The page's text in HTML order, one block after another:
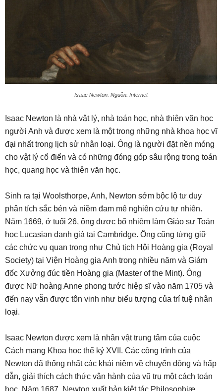
Isaac Newton. Nguồn: Internet
Isaac Newton là nhà vật lý, nhà toán học, nhà thiên văn học
người Anh và được xem là một trong những nhà khoa học vĩ
đại nhất trong lịch sử nhân loại. Ông là người đặt nền móng
cho vật lý cổ điển và có những đóng góp sâu rộng trong toán
học, quang học và thiên văn học.
Sinh ra tại Woolsthorpe, Anh, Newton sớm bộc lộ tư duy
phân tích sắc bén và niềm đam mê nghiên cứu tự nhiên.
Năm 1669, ở tuổi 26, ông được bổ nhiệm làm Giáo sư Toán
học Lucasian danh giá tại Cambridge. Ông cũng từng giữ
các chức vụ quan trọng như Chủ tịch Hội Hoàng gia (Royal
Society) tại Viện Hoàng gia Anh trong nhiều năm và Giám
đốc Xưởng đúc tiền Hoàng gia (Master of the Mint). Ông
được Nữ hoàng Anne phong tước hiệp sĩ vào năm 1705 và
đến nay vẫn được tôn vinh như biểu tượng của trí tuệ nhân
loại.
Isaac Newton được xem là nhân vật trung tâm của cuộc
Cách mạng Khoa học thế kỷ XVII. Các công trình của
Newton đã thống nhất các khái niệm về chuyển động và hấp
dẫn, giải thích cách thức vận hành của vũ trụ một cách toán
học. Năm 1687, Newton xuất bản kiệt tác Philosophiæ